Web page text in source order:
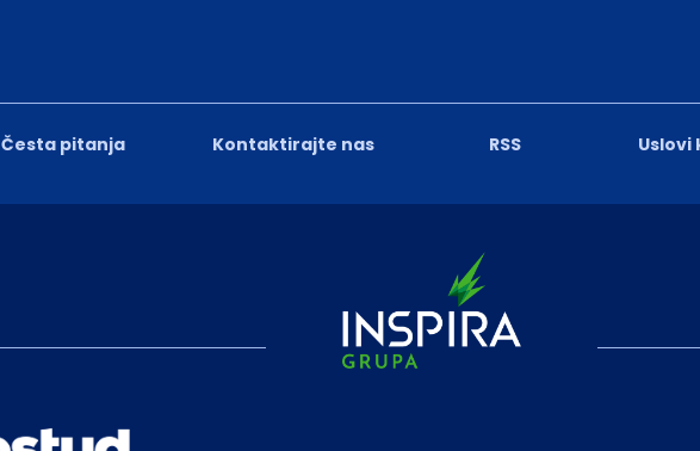
Česta pitanja Kontaktirajte nas RSS Uslovi